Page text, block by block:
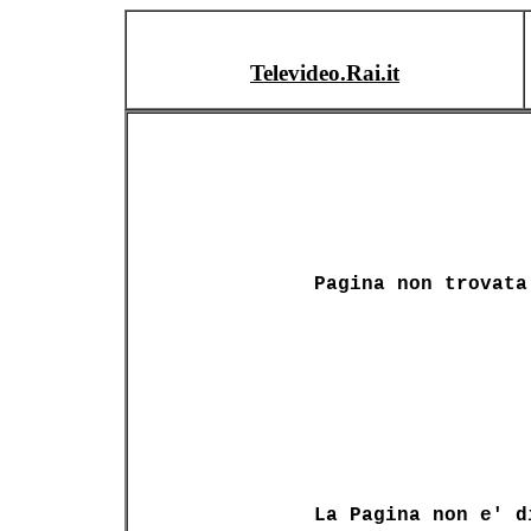
Televideo.Rai.it
Pagina non trovata
La Pagina non e'